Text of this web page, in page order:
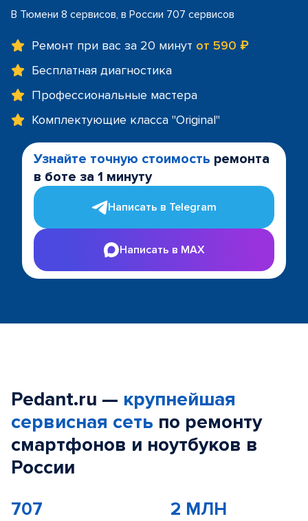
В Тюмени 8 сервисов, в России 707 сервисов
Ремонт при вас за 20 минут от 590 ₽
Бесплатная диагностика
Профессиональные мастера
Комплектующие класса "Original"
Узнайте точную стоимость ремонта
в боте за 1 минуту
Написать в Telegram
Написать в MAX
Pedant.ru — крупнейшая
сервисная сеть по ремонту
смартфонов и ноутбуков в
России
707 2 МЛН